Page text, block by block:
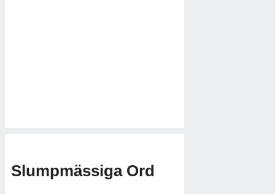
Slumpmässiga Ord